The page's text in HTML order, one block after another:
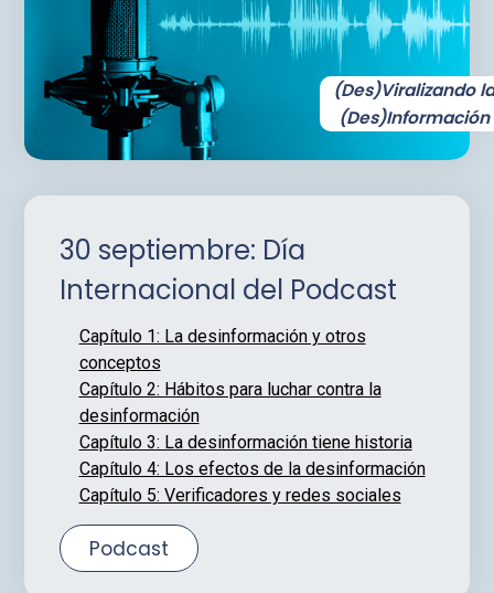
(Des)Viralizando
(Des)Información
30 septiembre: Día
Internacional del Podcast
Capítulo 1: La desinformación y otros
conceptos
Capítulo 2: Hábitos para luchar contra la
desinformación
Capítulo 3: La desinformación tiene historia
Capítulo 4: Los efectos de la desinformación
Capítulo 5: Verificadores y redes sociales
Podcast